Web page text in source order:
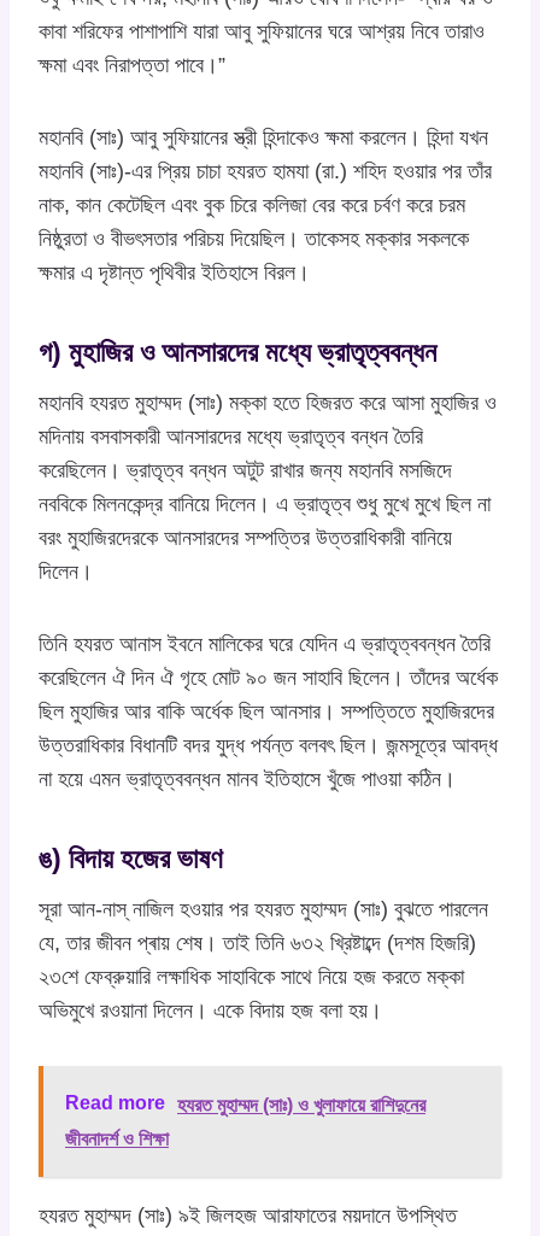
কাবা শরিফের পাশাপাশি যারা আবু সুফিয়ানের ঘরে আশ্রয় নিবে তারাও
ক্ষমা এবং নিরাপত্তা পাবে।”
মহানবি (সাঃ) আবু সুফিয়ানের স্ত্রী হিন্দাকেও ক্ষমা করলেন। হিন্দা যখন
মহানবি (সাঃ)-এর প্রিয় চাচা হযরত হামযা (রা.) শহিদ হওয়ার পর তাঁর
নাক, কান কেটেছিল এবং বুক চিরে কলিজা বের করে চর্বণ করে চরম
নিষ্ঠুরতা ও বীভৎসতার পরিচয় দিয়েছিল। তাকেসহ মক্কার সকলকে
ক্ষমার এ দৃষ্টান্ত পৃথিবীর ইতিহাসে বিরল।
গ) মুহাজির ও আনসারদের মধ্যে ভ্রাতৃত্ববন্ধন
মহানবি হযরত মুহাম্মদ (সাঃ) মক্কা হতে হিজরত করে আসা মুহাজির ও
মদিনায় বসবাসকারী আনসারদের মধ্যে ভ্রাতৃত্ব বন্ধন তৈরি
করেছিলেন। ভ্রাতৃত্ব বন্ধন অটুট রাখার জন্য মহানবি মসজিদে
নববিকে মিলনকেন্দ্র বানিয়ে দিলেন। এ ভ্রাতৃত্ব শুধু মুখে মুখে ছিল না
বরং মুহাজিরদেরকে আনসারদের সম্পত্তির উত্তরাধিকারী বানিয়ে
দিলেন।
তিনি হযরত আনাস ইবনে মালিকের ঘরে যেদিন এ ভ্রাতৃত্ববন্ধন তৈরি
করেছিলেন ঐ দিন ঐ গৃহে মোট ৯০ জন সাহাবি ছিলেন। তাঁদের অর্ধেক
ছিল মুহাজির আর বাকি অর্ধেক ছিল আনসার। সম্পত্তিতে মুহাজিরদের
উত্তরাধিকার বিধানটি বদর যুদ্ধ পর্যন্ত বলবৎ ছিল। জন্মসূত্রে আবদ্ধ
না হয়ে এমন ভ্রাতৃত্ববন্ধন মানব ইতিহাসে খুঁজে পাওয়া কঠিন।
ঙ) বিদায় হজের ভাষণ
সূরা আন-নাস্ নাজিল হওয়ার পর হযরত মুহাম্মদ (সাঃ) বুঝতে পারলেন
যে, তার জীবন প্ৰায় শেষ। তাই তিনি ৬৩২ খ্রিষ্টাব্দে (দশম হিজরি)
২৩শে ফেব্রুয়ারি লক্ষাধিক সাহাবিকে সাথে নিয়ে হজ করতে মক্কা
অভিমুখে রওয়ানা দিলেন। একে বিদায় হজ বলা হয়।
Read more হযরত মুহাম্মদ (সাঃ) ও খুলাফায়ে রাশিদুনের
জীবনাদর্শ ও শিক্ষা
হযরত মুহাম্মদ (সাঃ) ৯ই জিলহজ আরাফাতের ময়দানে উপস্থিত